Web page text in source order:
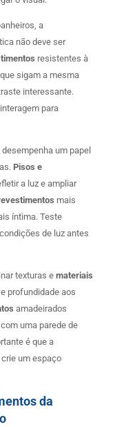
a
não deve ser
resistentes à
sigam a mesma
interessante.
para
um papel
Pisos e
a luz e ampliar
mais
íntima. Teste
de luz antes
texturas e materiais
profundidade aos
amadeirados
uma parede de
é que a
um espaço
da